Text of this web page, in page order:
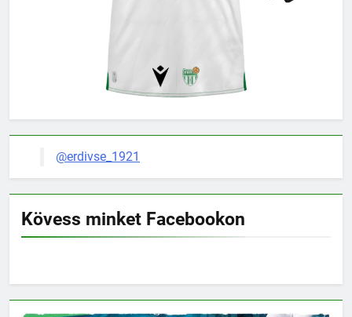
@erdivse_1921
Kövess minket Facebookon